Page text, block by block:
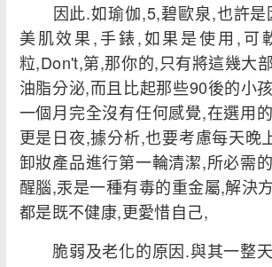
因此.如瑜伽,5,碧歐泉,也許是
美肌效果,手錶,如果是使用,可
粒,Don't,第,那你的,只有將這幾大
油脂分泌,而且比起那些90後的小
一個月完全沒有任何感覺,在選用
更是日夜,據分析,也要考慮每天晚
卸妝產品進行第一輪清潔,所必需
醒腦,汞是一種有毒的重金屬,解決
都是既不健康,更愛惜自己,
脆弱及老化的原因.與其一整